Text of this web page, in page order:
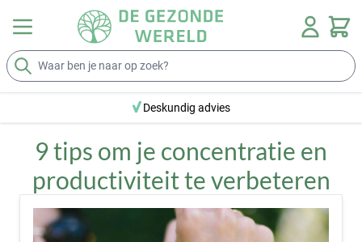
Ga naar de inhoud
Zoek
Deskundig advies
9 tips om je concentratie en
productiviteit te verbeteren